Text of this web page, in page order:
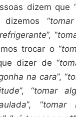
dizem que
dizemos “
”, “
trocar o “
dizer de “
na cara”, “
”, “tomar
”, “tomar